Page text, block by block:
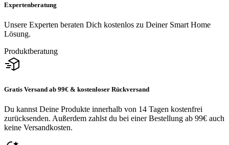
Expertenberatung
Unsere Experten beraten Dich kostenlos zu Deiner Smart Home
Lösung.
Produktberatung
Gratis Versand ab 99€ & kostenloser Rückversand
Du kannst Deine Produkte innerhalb von 14 Tagen kostenfrei
zurücksenden. Außerdem zahlst du bei einer Bestellung ab 99€ auch
keine Versandkosten.